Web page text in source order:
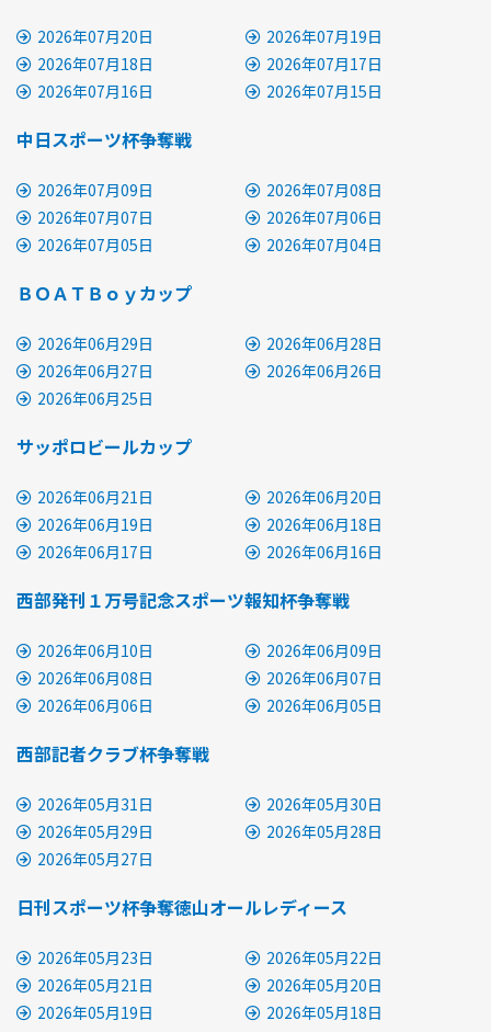
2026年07月20日
2026年07月19日
2026年07月18日
2026年07月17日
2026年07月16日
2026年07月15日
中日スポーツ杯争奪戦
2026年07月09日
2026年07月08日
2026年07月07日
2026年07月06日
2026年07月05日
2026年07月04日
ＢＯＡＴＢｏｙカップ
2026年06月29日
2026年06月28日
2026年06月27日
2026年06月26日
2026年06月25日
サッポロビールカップ
2026年06月21日
2026年06月20日
2026年06月19日
2026年06月18日
2026年06月17日
2026年06月16日
西部発刊１万号記念スポーツ報知杯争奪戦
2026年06月10日
2026年06月09日
2026年06月08日
2026年06月07日
2026年06月06日
2026年06月05日
西部記者クラブ杯争奪戦
2026年05月31日
2026年05月30日
2026年05月29日
2026年05月28日
2026年05月27日
日刊スポーツ杯争奪徳山オールレディース
2026年05月23日
2026年05月22日
2026年05月21日
2026年05月20日
2026年05月19日
2026年05月18日